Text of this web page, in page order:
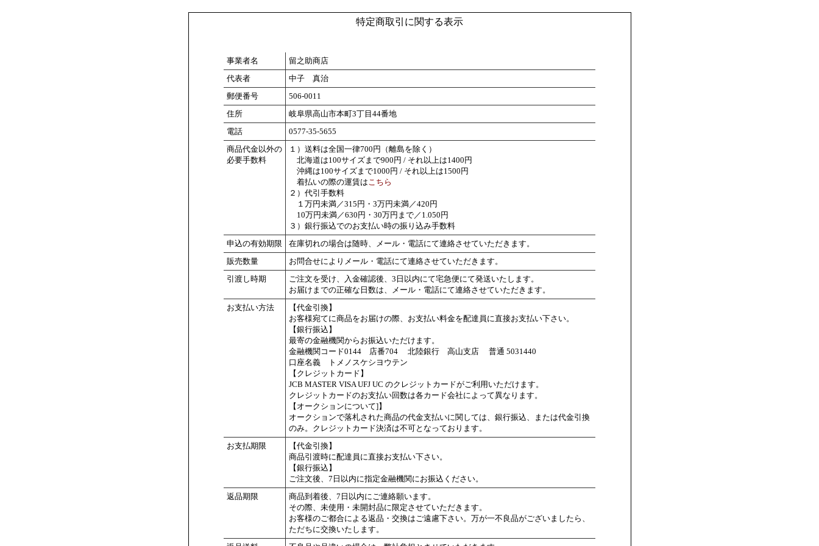
特定商取引に関する表示
事業者名
留之助商店
代表者
中子 真治
郵便番号
506-0011
住所
岐阜県高山市本町3丁目44番地
電話
0577-35-5655
商品代金以外の
必要手数料
１）送料は全国一律700円（離島を除く）
北海道は100サイズまで900円 / それ以上は1400円
沖縄は100サイズまで1000円 / それ以上は1500円
着払いの際の運賃はこちら
２）代引手数料
１万円未満／315円・3万円未満／420円
10万円未満／630円・30万円まで／1.050円
３）銀行振込でのお支払い時の振り込み手数料
申込の有効期限
在庫切れの場合は随時、メール・電話にて連絡させていただきます。
販売数量
お問合せによりメール・電話にて連絡させていただきます。
引渡し時期
ご注文を受け、入金確認後、3日以内にて宅急便にて発送いたします。
お届けまでの正確な日数は、メール・電話にて連絡させていただきます。
お支払い方法
【代金引換】
お客様宛てに商品をお届けの際、お支払い料金を配達員に直接お支払い下さい。
【銀行振込】
最寄の金融機関からお振込いただけます。
金融機関コード0144 店番704 北陸銀行 高山支店 普通 5031440
口座名義 トメノスケシヨウテン
【クレジットカード】
JCB MASTER VISA UFJ UC のクレジットカードがご利用いただけます。
クレジットカードのお支払い回数は各カード会社によって異なります。
【オークションについて]】
オークションで落札された商品の代金支払いに関しては、銀行振込、または代金引換
のみ。クレジットカード決済は不可となっております。
お支払期限
【代金引換】
商品引渡時に配達員に直接お支払い下さい。
【銀行振込】
ご注文後、7日以内に指定金融機関にお振込ください。
返品期限
商品到着後、7日以内にご連絡願います。
その際、未使用・未開封品に限定させていただきます。
お客様のご都合による返品・交換はご遠慮下さい。万が一不良品がございましたら、
ただちに交換いたします。